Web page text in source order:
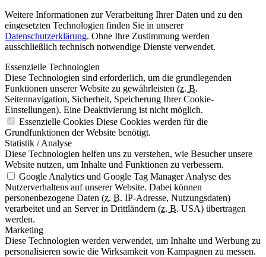
Weitere Informationen zur Verarbeitung Ihrer Daten und zu den
eingesetzten Technologien finden Sie in unserer
Datenschutzerklärung. Ohne Ihre Zustimmung werden
ausschließlich technisch notwendige Dienste verwendet.
Essenzielle Technologien
Diese Technologien sind erforderlich, um die grundlegenden
Funktionen unserer Website zu gewährleisten (z. B.
Seitennavigation, Sicherheit, Speicherung Ihrer Cookie-
Einstellungen). Eine Deaktivierung ist nicht möglich.
Essenzielle Cookies Diese Cookies werden für die
Grundfunktionen der Website benötigt.
Statistik / Analyse
Diese Technologien helfen uns zu verstehen, wie Besucher unsere
Website nutzen, um Inhalte und Funktionen zu verbessern.
Google Analytics und Google Tag Manager Analyse des
Nutzerverhaltens auf unserer Website. Dabei können
personenbezogene Daten (z. B. IP-Adresse, Nutzungsdaten)
verarbeitet und an Server in Drittländern (z. B. USA) übertragen
werden.
Marketing
Diese Technologien werden verwendet, um Inhalte und Werbung zu
personalisieren sowie die Wirksamkeit von Kampagnen zu messen.